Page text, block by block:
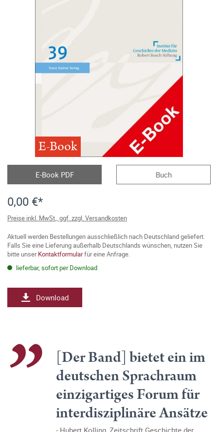
E-Book
E-Book PDF Buch
0,00 €*
Preise inkl. MwSt., ggf. zzgl. Versandkosten
Aktuell werden Bestellungen ausschließlich nach Deutschland geliefert.
Falls Sie eine Lieferung außerhalb Deutschlands wünschen, nutzen Sie
bitte unserKontaktformularfür eine Anfrage.
lieferbar, sofort per Download
Download
[Der Band] bietet ein im
deutschen Sprachraum
einzigartiges Forum für
interdisziplinäre Ansätze
Hubert Kolling, Zeitschrift Geschichte der